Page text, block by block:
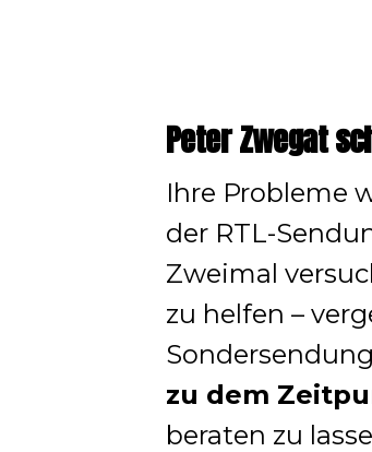
Peter Zwegat
Ihre Probleme
der RTL-
Zweimal
zu helfen –
zu dem
beraten zu